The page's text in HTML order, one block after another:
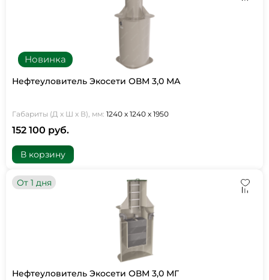
Новинка
Нефтеуловитель Экосети ОВМ 3,0 МА
Габариты (Д х Ш х В), мм: 1240 х 1240 х 1950
152 100 руб.
В корзину
От 1 дня
Нефтеуловитель Экосети ОВМ 3,0 МГ